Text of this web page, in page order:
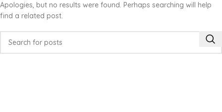
Apologies, but no results were found. Perhaps searching will help
find a related post.